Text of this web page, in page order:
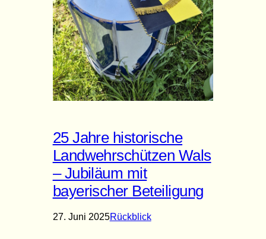
25 Jahre historische
Landwehrschützen Wals
– Jubiläum mit
bayerischer Beteiligung
27. Juni 2025Rückblick